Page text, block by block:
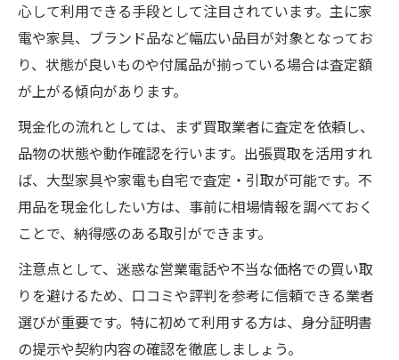
買取の信頼性を見抜くためのチェックポイ
満足度が高まる買取エコノミー活用術とは
を検証
口コミや評判でわかる買取サービスの選び
方
リユースショップの評判と買取満足度の関
エコノミーを使った不用品現金化の手順
買取エコノミー利用時の現金化ステップ解
説
心して利用できる手段として注目されています。主に家
電や家具、ブランド品など幅広い品目が対象となってお
り、状態が良いものや付属品が揃っている場合は査定額
が上がる傾向があります。
現金化の流れとしては、まず買取業者に査定を依頼し、
品物の状態や動作確認を行います。出張買取を活用すれ
ば、大型家具や家電も自宅で査定・引取が可能です。不
用品を現金化したい方は、事前に相場情報を調べておく
ことで、納得感のある取引ができます。
注意点として、迷惑な営業電話や不当な価格での買い取
りを避けるため、口コミや評判を参考に信頼できる業者
選びが重要です。特に初めて利用する方は、身分証明書
の提示や契約内容の確認を徹底しましょう。